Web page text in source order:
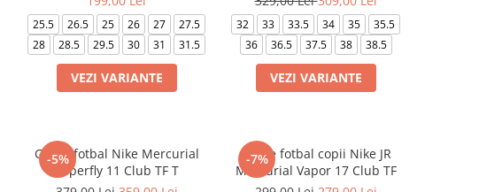
25.5 26.5 25 26 27
27.5
28
28.5 29.5 30 31 31.5
VEZI VARIANTE
32 33 33.5 34 35
35.5
36
36.5 37.5 38 38.5
VEZI VARIANTE
-5%
Ghete fotbal Nike Mercurial
Superfly 11 Club TF T
-7%
Ghete fotbal copii Nike JR
Mercurial Vapor 17 Club TF